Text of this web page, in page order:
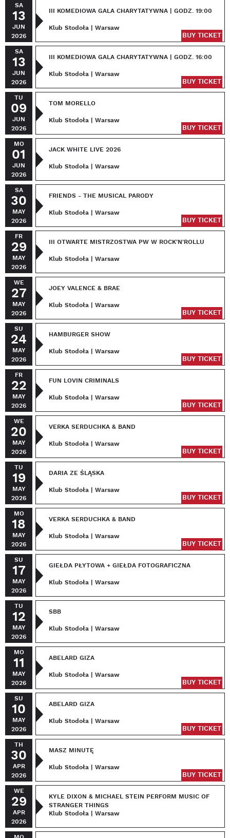
SA
13
JUN
2026
III KOMEDIOWA GALA CHARYTATYWNA | GODZ. 19:00
Klub Stodoła | Warsaw
BUY TICKET
SA
13
JUN
2026
III KOMEDIOWA GALA CHARYTATYWNA | GODZ. 16:00
Klub Stodoła | Warsaw
BUY TICKET
TU
09
JUN
2026
TOM MORELLO
Klub Stodoła | Warsaw
BUY TICKET
MO
01
JUN
2026
JACK WHITE LIVE 2026
Klub Stodoła | Warsaw
SA
30
MAY
2026
FRIENDS - THE MUSICAL PARODY
Klub Stodoła | Warsaw
BUY TICKET
FR
29
MAY
2026
III OTWARTE MISTRZOSTWA PW W ROCK'N'ROLLU
Klub Stodoła | Warsaw
WE
27
MAY
2026
JOEY VALENCE & BRAE
Klub Stodoła | Warsaw
BUY TICKET
SU
24
MAY
2026
HAMBURGER SHOW
Klub Stodoła | Warsaw
BUY TICKET
FR
22
MAY
2026
FUN LOVIN CRIMINALS
Klub Stodoła | Warsaw
BUY TICKET
WE
20
MAY
2026
VERKA SERDUCHKA & BAND
Klub Stodoła | Warsaw
BUY TICKET
TU
19
MAY
2026
DARIA ZE ŚLĄSKA
Klub Stodoła | Warsaw
BUY TICKET
MO
18
MAY
2026
VERKA SERDUCHKA & BAND
Klub Stodoła | Warsaw
BUY TICKET
SU
17
MAY
2026
GIEŁDA PŁYTOWA + GIEŁDA FOTOGRAFICZNA
Klub Stodoła | Warsaw
TU
12
MAY
2026
SBB
Klub Stodoła | Warsaw
MO
11
MAY
2026
ABELARD GIZA
Klub Stodoła | Warsaw
BUY TICKET
SU
10
MAY
2026
ABELARD GIZA
Klub Stodoła | Warsaw
BUY TICKET
TH
30
APR
2026
MASZ MINUTĘ
Klub Stodoła | Warsaw
BUY TICKET
WE
29
APR
2026
KYLE DIXON & MICHAEL STEIN PERFORM MUSIC OF
STRANGER THINGS
Klub Stodoła | Warsaw